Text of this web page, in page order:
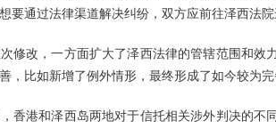
要通过法律渠道解决纠纷，双方应前往泽西法院
修改，一方面扩大了泽西法律的管辖范围和效
，比如新增了例外情形，最终形成了如今较为完
香港和泽西岛两地对于信托相关涉外判决的不